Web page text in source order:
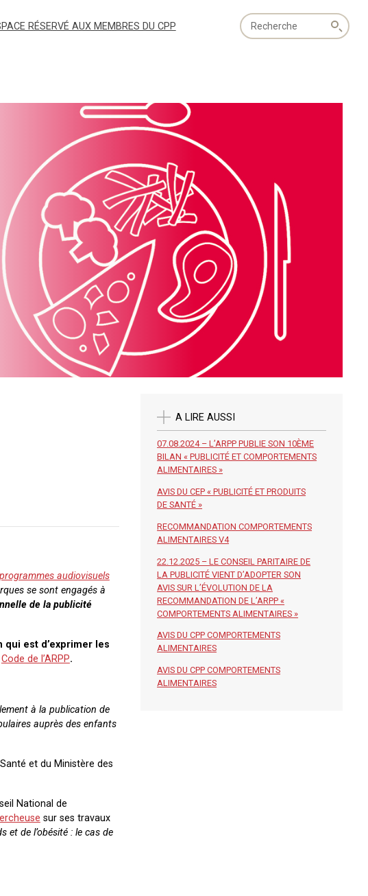
Recherche
globale
RÉSERVÉ AUX MEMBRES DU CPP
audiovisuels
se sont engagés à
de la publicité
est d’exprimer les
Code de l’ARPP.
à la publication de
auprès des enfants
et du Ministère des
National de
sur ses travaux
et de l’obésité : le cas de
A LIRE AUSSI
07.08.2024 – L’ARPP PUBLIE SON 10ÈME
BILAN « PUBLICITÉ ET COMPORTEMENTS
ALIMENTAIRES »
AVIS DU CEP « PUBLICITÉ ET PRODUITS
DE SANTÉ »
RECOMMANDATION COMPORTEMENTS
ALIMENTAIRES V4
22.12.2025 – LE CONSEIL PARITAIRE DE
LA PUBLICITÉ VIENT D’ADOPTER SON
AVIS SUR L’ÉVOLUTION DE LA
RECOMMANDATION DE L’ARPP «
COMPORTEMENTS ALIMENTAIRES »
AVIS DU CPP COMPORTEMENTS
ALIMENTAIRES
AVIS DU CPP COMPORTEMENTS
ALIMENTAIRES